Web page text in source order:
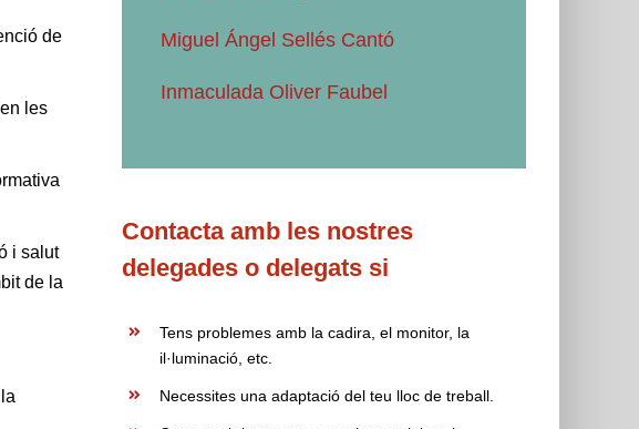
de
les
i salut
de la
Miguel Ángel Sellés Cantó
Inmaculada Oliver Faubel
Contacta amb les nostres
delegades o delegats si
Tens problemes amb la cadira, el monitor, la
il·luminació, etc.
Necessites una adaptació del teu lloc de treball.